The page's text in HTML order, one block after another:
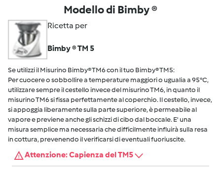
Modello di Bimby ®
Ricetta per
Bimby ® TM 5
Se utilizzi il Misurino Bimby® TM6 con il tuo Bimby® TM5:
Per cuocere o sobbollire a temperature maggiori o ugualia a 95°C,
utilizzare sempre il cestello invece del misurino TM6, in quanto il
misurino TM6 si fissa perfettamente al coperchio. Il cestello, invece,
si appoggia liberamente sulla parte superiore, è permeabile al
vapore e previene anche gli schizzi di cibo dal boccale. E' una
misura semplice ma necessaria che difficilmente influirà sulla resa
in cottura, prevenendo il verificarsi di eventuali fuoriuscite.
Attenzione: Capienza del TM5